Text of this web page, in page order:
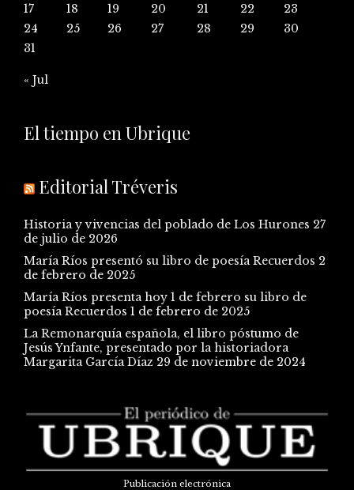
17
18 19 20 21 22
23
24
25 26 27 28 29
30
31
« Jul
El tiempo en Ubrique
Editorial Tréveris
Historia y vivencias del poblado de Los Hurones 27
de julio de 2026
María Ríos presentó su libro de poesía Recuerdos 2
de febrero de 2025
María Ríos presenta hoy 1 de febrero su libro de
poesía Recuerdos 1 de febrero de 2025
La Remonarquía española, el libro póstumo de
Jesús Ynfante, presentado por la historiadora
Margarita García Díaz 29 de noviembre de 2024
Publicación electrónica